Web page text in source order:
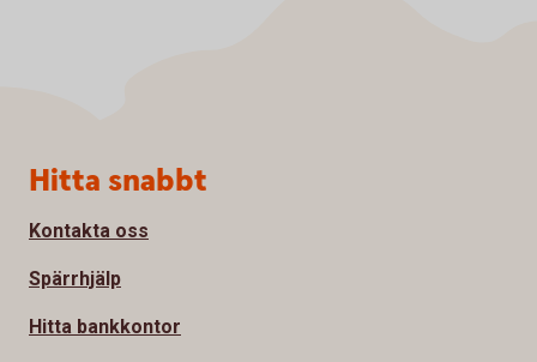
Sidfot
Hitta snabbt
Kontakta oss
Spärrhjälp
Hitta bankkontor